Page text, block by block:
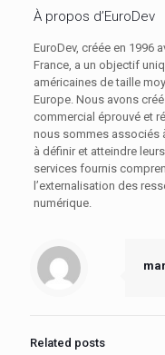
À propos d’EuroDev
EuroDev, créée en 1996
France, a un objectif
américaines de taille
Europe. Nous avons
commercial éprouvé et
nous sommes associés
à définir et atteindre
services fournis
l’externalisation des
numérique.
Related posts